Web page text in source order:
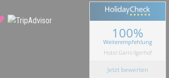
100%
Weiterempfehlung
Hotel Garni Ilgerhof
Jetzt bewerten